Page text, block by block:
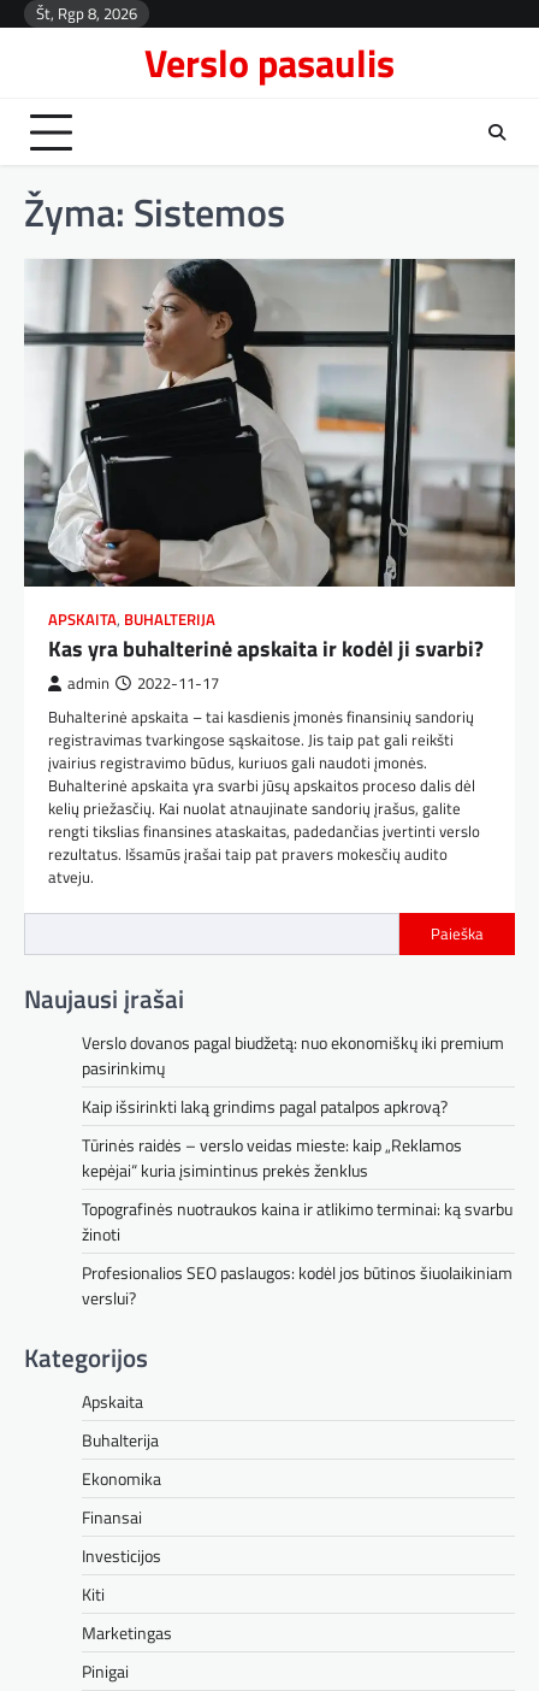
Skip Št, Rgp 8, 2026
Verslo pasaulis
Žyma: Sistemos
APSKAITA, BUHALTERIJA
Kas yra buhalterinė apskaita ir kodėl ji svarbi?
admin 2022-11-17
Buhalterinė apskaita – tai kasdienis įmonės finansinių sandorių
registravimas tvarkingose sąskaitose. Jis taip pat gali reikšti
įvairius registravimo būdus, kuriuos gali naudoti įmonės.
Buhalterinė apskaita yra svarbi jūsų apskaitos proceso dalis dėl
kelių priežasčių. Kai nuolat atnaujinate sandorių įrašus, galite
rengti tikslias finansines ataskaitas, padedančias įvertinti verslo
rezultatus. Išsamūs įrašai taip pat pravers mokesčių audito
atveju.
Paieška
Naujausi įrašai
Verslo dovanos pagal biudžetą: nuo ekonomiškų iki premium
pasirinkimų
Kaip išsirinkti laką grindims pagal patalpos apkrovą?
Tūrinės raidės – verslo veidas mieste: kaip „Reklamos
kepėjai“ kuria įsimintinus prekės ženklus
Topografinės nuotraukos kaina ir atlikimo terminai: ką svarbu
žinoti
Profesionalios SEO paslaugos: kodėl jos būtinos šiuolaikiniam
verslui?
Kategorijos
Apskaita
Buhalterija
Ekonomika
Finansai
Investicijos
Kiti
Marketingas
Pinigai